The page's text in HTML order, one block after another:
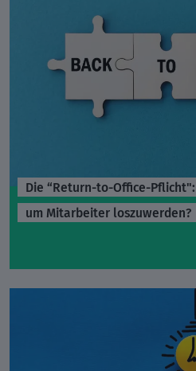
Die “Return-to-Office-
um Mitarbeiter loszuwerden?